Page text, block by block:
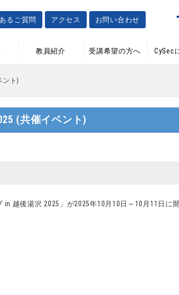
るご質問 アクセス お問い合わせ
教員紹介 受講希望の方へ CySec
ント)
(共催イベント)
越後湯沢 2025」が2025年10月10日～10月11日に